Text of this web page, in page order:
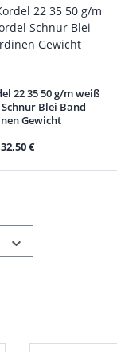
22 35 50 g/m weiß
Blei Band
Gewicht
32,50 €